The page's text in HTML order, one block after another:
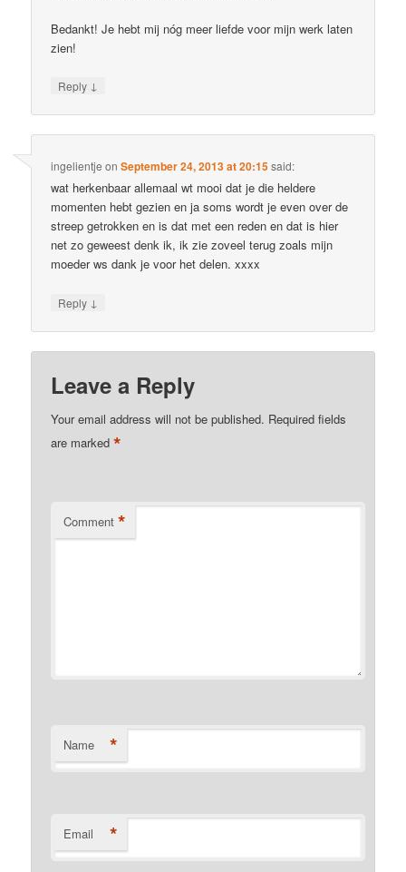
Bedankt! Je hebt mij nóg meer liefde voor mijn werk laten
zien!
Reply ↓
ingelientje onSeptember 24, 2013 at 20:15said:
wat herkenbaar allemaal wt mooi dat je die heldere
momenten hebt gezien en ja soms wordt je even over de
streep getrokken en is dat met een reden en dat is hier
net zo geweest denk ik, ik zie zoveel terug zoals mijn
moeder ws dank je voor het delen. xxxx
Reply ↓
Leave a Reply
Your email address will not be published. Required fields
are marked*
Comment *
Name *
Email *